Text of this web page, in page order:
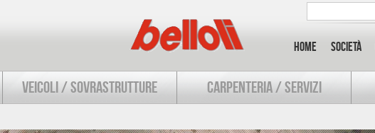
Home Società
VEICOLI / SOVRASTRUTTURE CARPENTERIA / SERVIZI